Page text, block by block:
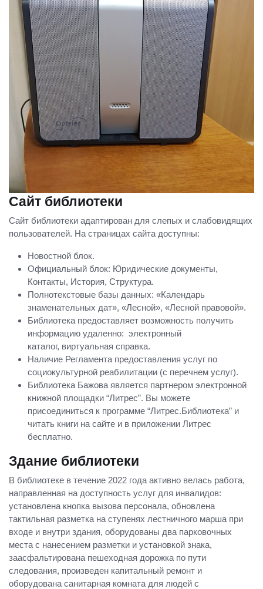
Сайт библиотеки
Сайт библиотеки адаптирован для слепых и слабовидящих
пользователей. На страницах сайта доступны:
Новостной блок.
Официальный блок: Юридические документы,
Контакты, История, Структура.
Полнотекстовые базы данных: «Календарь
знаменательных дат», «Лесной», «Лесной правовой».
Библиотека предоставляет возможность получить
информацию удаленно: электронный
каталог, виртуальная справка.
Наличие Регламента предоставления услуг по
социокультурной реабилитации (с перечнем услуг).
Библиотека Бажова является партнером электронной
книжной площадки “Литрес”. Вы можете
присоединиться к программе “Литрес.Библиотека” и
читать книги на сайте и в приложении Литрес
бесплатно.
Здание библиотеки
В библиотеке в течение 2022 года активно велась работа,
направленная на доступность услуг для инвалидов:
установлена кнопка вызова персонала, обновлена
тактильная разметка на ступенях лестничного марша при
входе и внутри здания, оборудованы два парковочных
места с нанесением разметки и установкой знака,
заасфальтирована пешеходная дорожка по пути
следования, произведен капитальный ремонт и
оборудована санитарная комната для людей с